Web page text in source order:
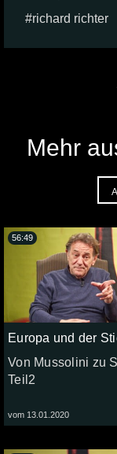
richard richter
Mehr
Europa und der
Von Mussolini zu
Teil2
vom 13.01.2020
56:49